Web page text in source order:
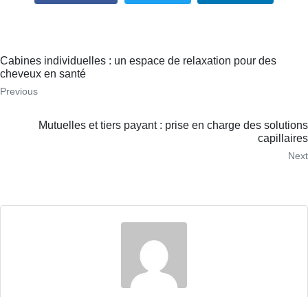
Cabines individuelles : un espace de relaxation pour des
cheveux en santé
Previous
Mutuelles et tiers payant : prise en charge des solutions
capillaires
Next